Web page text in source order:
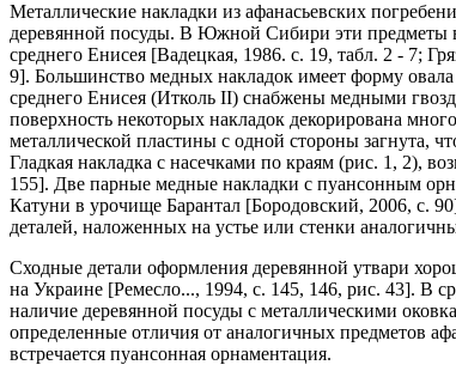
Металлические накладки из афанасьевских
деревянной посуды. В Южной Сибири эти предметы
среднего Енисея [Вадецкая, 1986. с. 19, табл. 2 - 7;
9]. Большинство медных накладок имеет форму
среднего Енисея (Итколь II) снабжены медными
поверхность некоторых накладок декорирована
металлической пластины с одной стороны загнута,
Гладкая накладка с насечками по краям (рис. 1, 2),
155]. Две парные медные накладки с пуансонным
Катуни в урочище Барантал [Бородовский, 2006, с.
деталей, наложенных на устье или стенки
Сходные детали оформления деревянной утвари
на Украине [Ремесло..., 1994, с. 145, 146, рис. 43]. В
наличие деревянной посуды с металлическими
определенные отличия от аналогичных предметов
встречается пуансонная орнаментация.